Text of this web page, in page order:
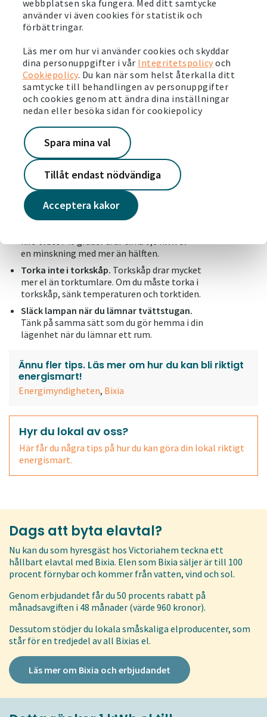
webbplatsen ska fungera. Med ditt samtycke
använder vi även cookies för statistik och
förbättringar.
Läs mer om hur vi använder cookies och skyddar
dina personuppgifter i vår Integritetspolicy och
Cookiepolicy. Du kan när som helst återkalla ditt
samtycke till behandlingen av personuppgifter
och cookies genom att ändra dina inställningar
nedan eller besöka sidan för cookiepolicy
Acceptera kakor
Spara mina val
Tillåt endast nödvändiga
Se över ditt elavtal och påverka din elfaktura.
Som hyresgäst hos oss kan du få ett förmånligt avtal
hos Bixia.
Så här använder du mindre el i
gemensamma tvättstugan
Fyll tvättmaskinen helt när du tvättar.
omgång tvätt drar mindre el än två eller
flera omgångar.
Häng tvätten istället för att torktumla.
Torktumlaren drar mycket el – hela två till
tre gånger mer än tvättmaskinen.
Sänk temperaturen på tvätten.
en minskning med mer än hälften.
Torka inte i torkskåp. Torkskåp drar mycket
mer el än torktumlare. Om du måste torka i
torkskåp, sänk temperaturen och torktiden.
Släck lampan när du lämnar tvättstugan.
Tänk på samma sätt som du gör hemma i din
lägenhet när du lämnar ett rum.
Ännu fler tips. Läs mer om hur du kan bli riktigt
energismart!
Energimyndigheten, Bixia
Hyr du lokal av oss?
Här får du några tips på hur du kan göra din lokal riktigt
energismart.
Dags att byta elavtal?
Nu kan du som hyresgäst hos Victoriahem teckna ett
hållbart elavtal med Bixia. Elen som Bixia säljer är till 100
procent förnybar och kommer från vatten, vind och sol.
Genom erbjudandet får du 50 procents rabatt på
månadsavgiften i 48 månader (värde 960 kronor).
Dessutom stödjer du lokala småskaliga elproducenter, som
står för en tredjedel av all Bixias el.
Läs mer om Bixia och erbjudandet